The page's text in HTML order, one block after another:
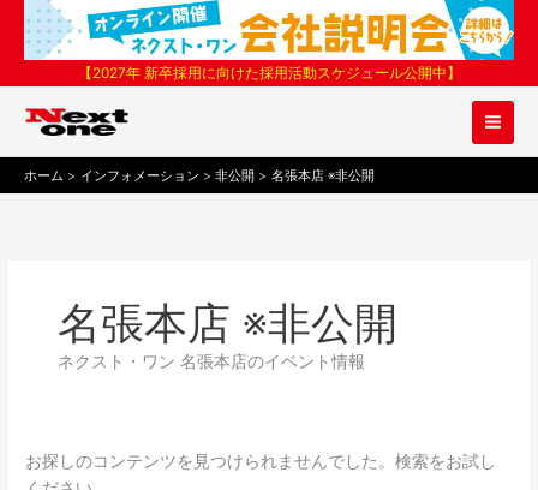
ス
【2027年 新卒採用に向けた採用活動スケジュール公開中】
ホーム インフォメーション 非公開 名張本店 ※非公開
名張本店 ※非公開
ネクスト・ワン 名張本店のイベント情報
お探しのコンテンツを見つけられませんでした。検索をお試し
検
索
対
象: